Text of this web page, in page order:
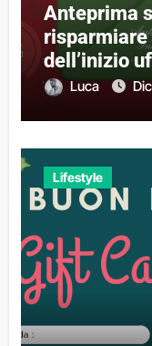
Anteprima
risparmiare
dell’inizio
Luca
Lifestyle